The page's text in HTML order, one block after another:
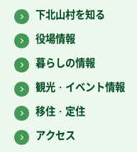
下北山村を知る
役場情報
暮らしの情報
観光・イベント情報
移住・定住
アクセス